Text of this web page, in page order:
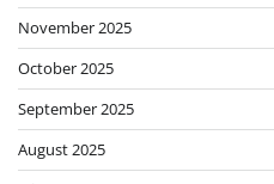
November 2025
October 2025
September 2025
August 2025